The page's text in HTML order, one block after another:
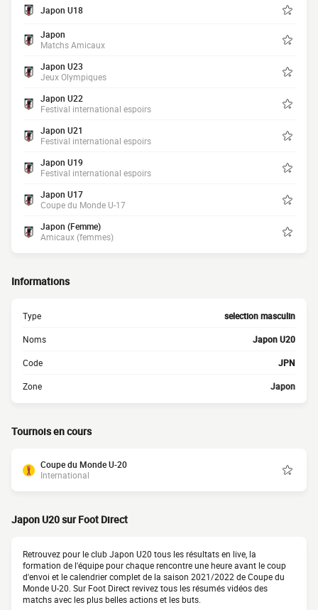
Japon U18
Japon
Matchs Amicaux
Japon U23
Jeux Olympiques
Japon U22
Festival international espoirs
Japon U21
Festival international espoirs
Japon U19
Festival international espoirs
Japon U17
Coupe du Monde U-17
Japon (Femme)
Amicaux (femmes)
Informations
Type selection masculin
Noms Japon U20
Code JPN
Zone Japon
Tournois en cours
Coupe du Monde U-20
International
Japon U20 sur Foot Direct
Retrouvez pour le club Japon U20 tous les résultats en live, la
formation de l'équipe pour chaque rencontre une heure avant le coup
d'envoi et le calendrier complet de la saison 2021/2022 de Coupe du
Monde U-20. Sur Foot Direct revivez tous les résumés vidéos des
matchs avec les plus belles actions et les buts.